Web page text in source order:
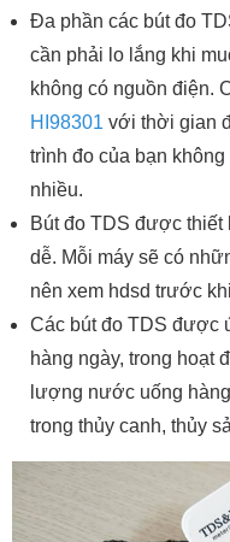
Đa phần các bút đo
cần phải lo lắng khi
không có nguồn điện.
HI98301 với thời gian
trình đo của bạn
nhiều.
Bút đo TDS được
dễ. Mỗi máy sẽ có
nên xem hdsd trước
Các bút đo TDS được
hàng ngày, trong hoạt
lượng nước uống
trong thủy canh, thủy